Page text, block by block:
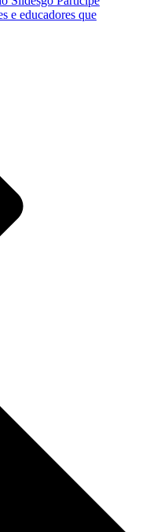
e educadores que